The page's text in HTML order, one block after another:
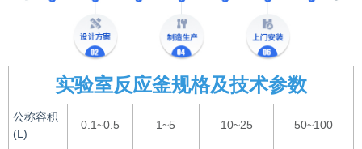
实验室反应釜规格及技术参数
公称容积
(L)
0.1~0.5 1~5 10~25 50~100